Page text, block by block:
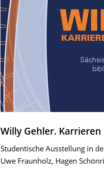
Willy Gehler.
Studentische Ausstellung in
Uwe Fraunholz, Hagen